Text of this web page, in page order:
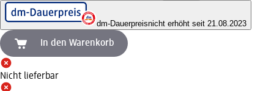
dm-Dauerpreisnicht erhöht seit 21.08.2023
In den Warenkorb
Nicht lieferbar